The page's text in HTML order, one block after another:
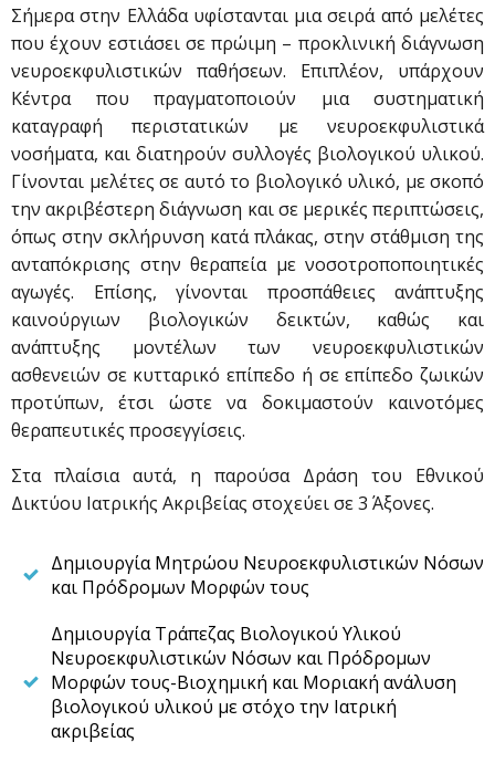
Σήμερα στην Ελλάδα υφίστανται μια σειρά από μελέτες
που έχουν εστιάσει σε πρώιμη – προκλινική διάγνωση
νευροεκφυλιστικών παθήσεων. Επιπλέον, υπάρχουν
Κέντρα που πραγματοποιούν μια συστηματική
καταγραφή περιστατικών με νευροεκφυλιστικά
νοσήματα, και διατηρούν συλλογές βιολογικού υλικού.
Γίνονται μελέτες σε αυτό το βιολογικό υλικό, με σκοπό
την ακριβέστερη διάγνωση και σε μερικές περιπτώσεις,
όπως στην σκλήρυνση κατά πλάκας, στην στάθμιση της
ανταπόκρισης στην θεραπεία με νοσοτροποποιητικές
αγωγές. Επίσης, γίνονται προσπάθειες ανάπτυξης
καινούργιων βιολογικών δεικτών, καθώς και
ανάπτυξης μοντέλων των νευροεκφυλιστικών
ασθενειών σε κυτταρικό επίπεδο ή σε επίπεδο ζωικών
προτύπων, έτσι ώστε να δοκιμαστούν καινοτόμες
θεραπευτικές προσεγγίσεις.
Στα πλαίσια αυτά, η παρούσα Δράση του Εθνικού
Δικτύου Ιατρικής Ακριβείας στοχεύει σε 3 Άξονες.
Δημιουργία Μητρώου Νευροεκφυλιστικών Νόσων
και Πρόδρομων Μορφών τους
Δημιουργία Τράπεζας Βιολογικού Υλικού
Νευροεκφυλιστικών Νόσων και Πρόδρομων
Μορφών τους-Βιοχημική και Μοριακή ανάλυση
βιολογικού υλικού με στόχο την Ιατρική
ακριβείας